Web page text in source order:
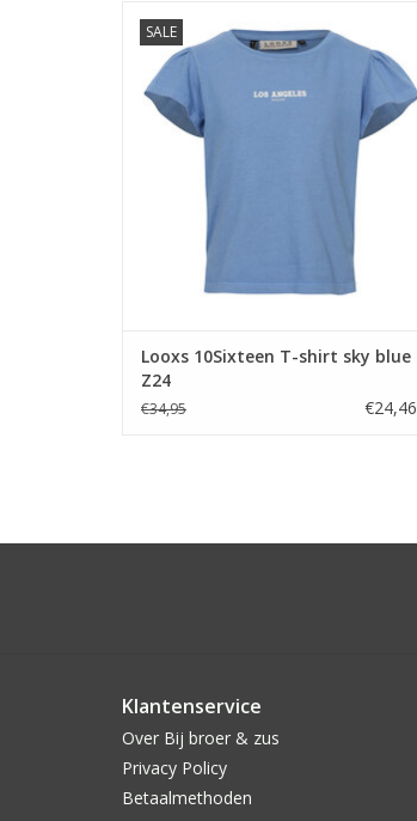
SALE
TOEVOEGEN AAN WINKELWAGEN
Looxs 10Sixteen T-shirt sky blue
Z24
€34,95 €24,46
Klantenservice
Over Bij broer & zus
Privacy Policy
Betaalmethoden